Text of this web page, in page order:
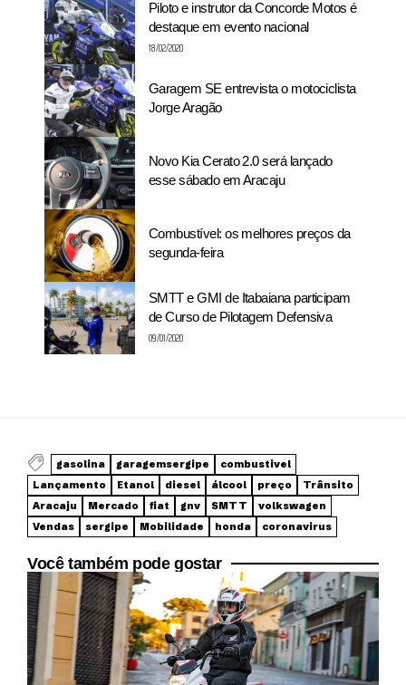
Piloto e instrutor da Concorde Motos é
destaque em evento nacional
18/02/2020
Garagem SE entrevista o motociclista
Jorge Aragão
Novo Kia Cerato 2.0 será lançado
esse sábado em Aracaju
Combustível: os melhores preços da
segunda-feira
SMTT e GMI de Itabaiana participam
de Curso de Pilotagem Defensiva
09/01/2020
gasolina garagemsergipe
combustivel
Lançamento
Etanol diesel álcool preço
Trânsito
Aracaju
Mercado fiat gnv SMTT
volkswagen
Vendas
sergipe Mobilidade honda coronavirus
Você também pode gostar